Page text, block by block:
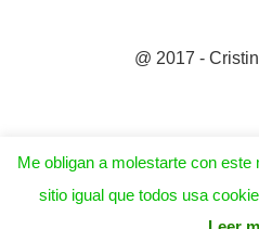
@ 2017 -
Me obligan a molestarte con
sitio igual que todos usa